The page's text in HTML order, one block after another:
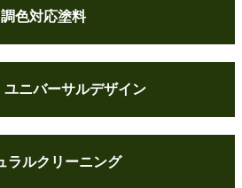
調色対応塗料
ユニバーサルデザイン
ラルクリーニング